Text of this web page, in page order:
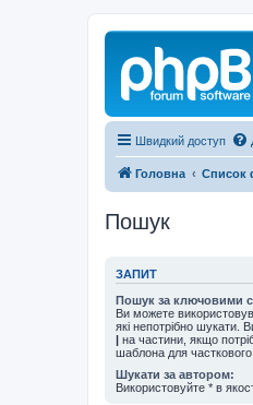
Швидкий доступ
Головна Список
Пошук
ЗАПИТ
Пошук за ключовими
Ви можете
які непотрібно шукати.
| на частини, якщо
шаблона для часткового
Шукати за автором:
Використовуйте * в